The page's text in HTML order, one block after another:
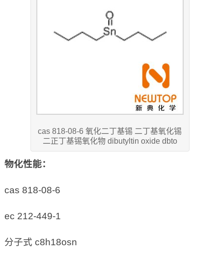
cas 818-08-6 氧化二丁基锡 二丁基氧化锡
二正丁基锡氧化物 dibutyltin oxide dbto
物化性能：
cas 818-08-6
ec 212-449-1
分子式 c8h18osn